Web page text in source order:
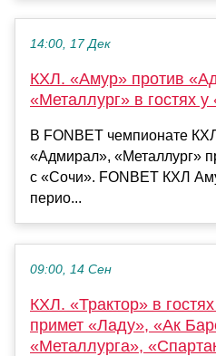
14:00, 17 Дек
КХЛ. «Амур» против
«Металлург» в гостях
В FONBET чемпионате
«Адмирал», «Металлург»
с «Сочи». FONBET КХЛ
перио...
09:00, 14 Сен
КХЛ. «Трактор» в
примет «Ладу», «Ак
«Металлурга»,